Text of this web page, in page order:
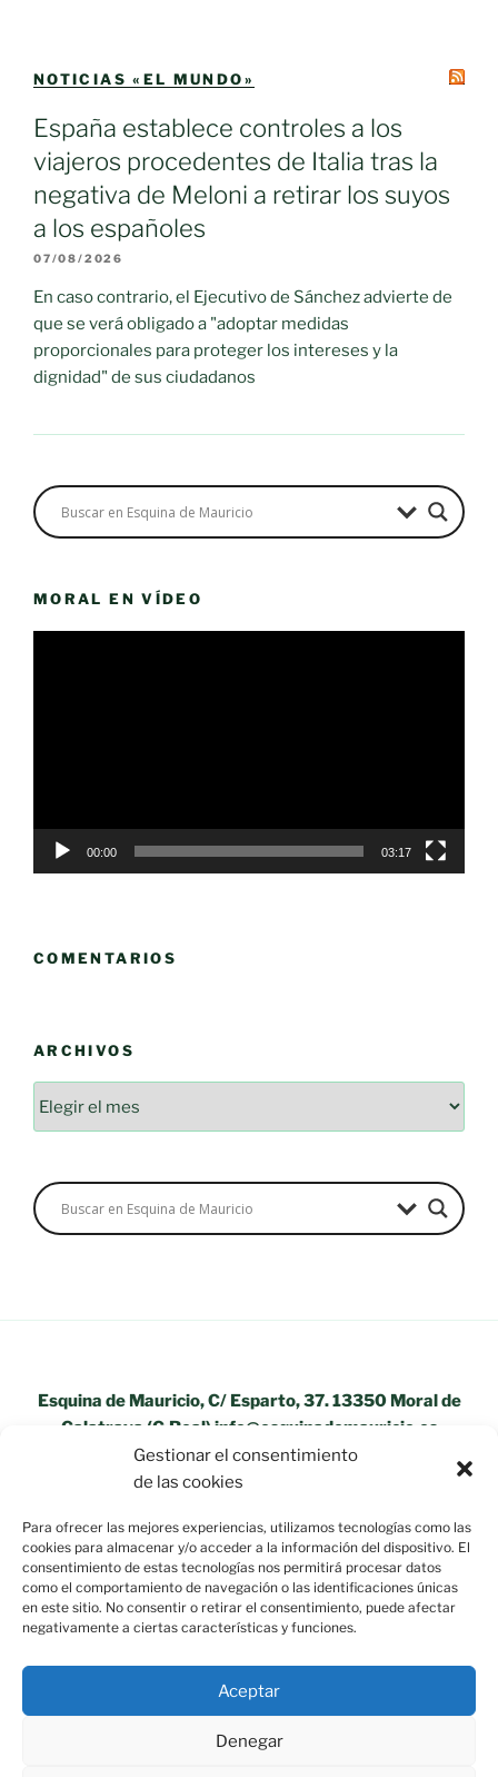
Gestionar el consentimiento
de las cookies
Para ofrecer las mejores experiencias, utilizamos tecnologías como las
cookies para almacenar y/o acceder a la información del dispositivo. El
consentimiento de estas tecnologías nos permitirá procesar datos
como el comportamiento de navegación o las identificaciones únicas
en este sitio. No consentir o retirar el consentimiento, puede afectar
negativamente a ciertas características y funciones.
Aceptar
Denegar
NOTICIAS «EL MUNDO»
España establece controles a los
viajeros procedentes de Italia tras la
negativa de Meloni a retirar los suyos
a los españoles
07/08/2026
En caso contrario, el Ejecutivo de Sánchez advierte de
que se verá obligado a "adoptar medidas
proporcionales para proteger los intereses y la
dignidad" de sus ciudadanos
MORAL EN VÍDEO
00:00 03:17
COMENTARIOS
ARCHIVOS
Esquina de Mauricio, C/ Esparto, 37. 13350 Moral de
Calatrava (C.Real) info@esquinademauricio.es
«Aviso Legal»